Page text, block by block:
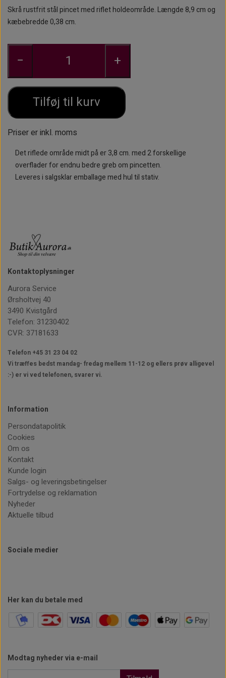
ØJENBRYNSBØRSTER
KOSMETIKFLASKER MM.
Skrå rustfrit stål pincet med riflet holdeområde.Længde 8,9 cm og
kæbebredde 0,38 cm.
− +
Tilføj til kurv
Priser er inkl. moms
Det riflede område midt på er 3,8 cm. med 2 forskellige
overflader for endnu bedre greb om pincetten.
Leveres i salgsklar emballage med hul til stativ.
Kontaktoplysninger
Aurora Service
Ørsholtvej 40
3490 Kvistgård
Telefon: 31230402
CVR: 37181633
Telefon +45 31 23 04 02
Vi træffes bedst mandag- fredag mellem 11-12 og ellers prøv alligevel
:-) er vi ved telefonen, svarer vi.
Information
Persondatapolitik
Cookies
Om os
Kontakt
Kunde login
Salgs- og leveringsbetingelser
Fortrydelse og reklamation
Nyheder
Aktuelle tilbud
Sociale medier
Her kan du betale med
Modtag nyheder via e-mail